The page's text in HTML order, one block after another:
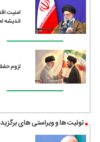
امنیت
اندیشه
لزوم
توئیت ها و ویراستی های